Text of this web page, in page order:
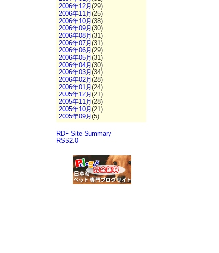
2006年12月 (29)
2006年11月 (25)
2006年10月 (38)
2006年09月 (30)
2006年08月 (31)
2006年07月 (31)
2006年06月 (29)
2006年05月 (31)
2006年04月 (30)
2006年03月 (34)
2006年02月 (28)
2006年01月 (24)
2005年12月 (21)
2005年11月 (28)
2005年10月 (21)
2005年09月 (5)
RDF Site Summary
RSS2.0